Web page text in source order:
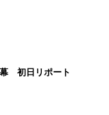
幕 初日リポート